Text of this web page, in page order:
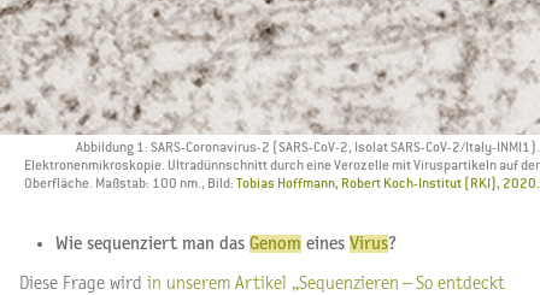
Abbildung 1: SARS-Coronavirus-2 (SARS-CoV-2, Isolat SARS-CoV-2/Italy-INMI1).
Elektronenmikroskopie. Ultradünnschnitt durch eine Verozelle mit Viruspartikeln auf der
Oberfläche. Maßstab: 100 nm., Bild: Tobias Hoffmann, Robert Koch-Institut (RKI), 2020.
Wie sequenziert man das Genom eines Virus?
Diese Frage wird in unserem Artikel „Sequenzieren – So entdeckt